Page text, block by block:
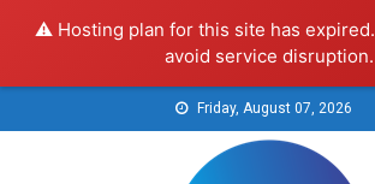
⚠️ Hosting plan for this site has expired.
avoid service disruption.
to
Friday, August 07, 2026